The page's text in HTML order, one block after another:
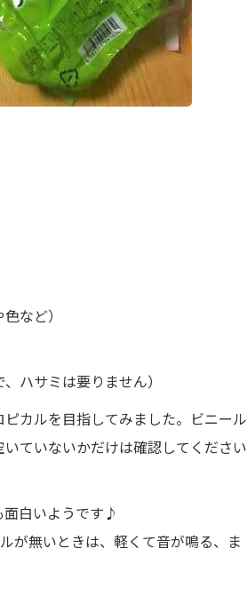
など）
ハサミは要りません）
カルを目指してみました。ビニール
ていないかだけは確認してください
面白いようです♪
が無いときは、軽くて音が鳴る、ま